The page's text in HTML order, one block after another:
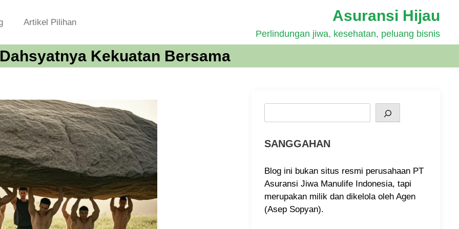
Asuransi Hijau
Perlindungan jiwa, kesehatan, peluang bisnis
Artikel Pilihan
Dahsyatnya Kekuatan Bersama
SANGGAHAN
Blog ini bukan situs resmi perusahaan PT
Asuransi Jiwa Manulife Indonesia, tapi
merupakan milik dan dikelola oleh Agen
(Asep Sopyan).